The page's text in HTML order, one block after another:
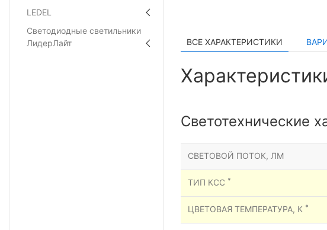
LEDEL
Светодиодные светильники
ЛидерЛайт
ВСЕ ХАРАКТЕРИСТИКИ
Светотехнические
СВЕТОВОЙ ПОТОК, ЛМ
ТИП КСС *
ЦВЕТОВАЯ ТЕМПЕРАТУРА, К *